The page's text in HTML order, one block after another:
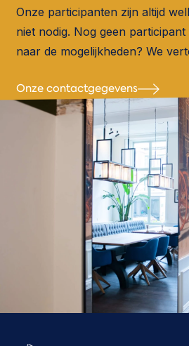
Onze participanten zijn altijd
niet nodig. Nog geen
naar de mogelijkheden? We
Onze contactgegevens